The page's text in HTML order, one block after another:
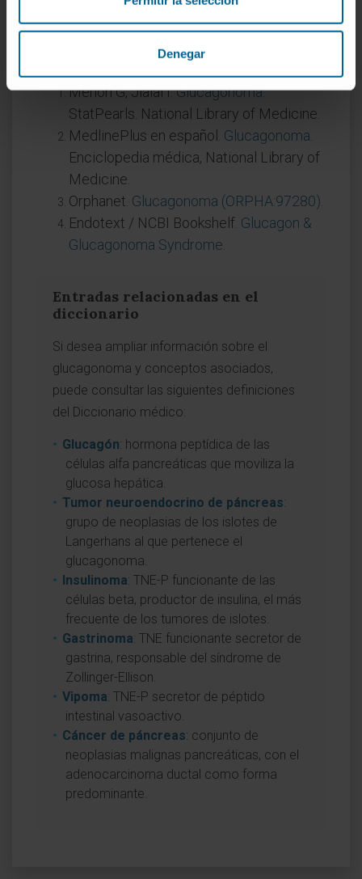
Denegar
supervivencias prolongadas.
Referencias
Menon G, Jialal I.Glucagonoma.
StatPearls. National Library of Medicine.
MedlinePlus en español. Glucagonoma
Enciclopedia médica, National Library of
Medicine.
Orphanet. Glucagonoma (ORPHA:97280)
Endotext / NCBI Bookshelf. Glucagon &
Glucagonoma Syndrome
Entradas relacionadas en el
diccionario
Si desea ampliar información sobre el
glucagonoma y conceptos asociados,
puede consultar las siguientes definiciones
del Diccionario médico:
Glucagón: hormona peptídica de las
células alfa pancreáticas que moviliza la
glucosa hepática.
Tumor neuroendocrino de páncreas:
grupo de neoplasias de los islotes de
Langerhans al que pertenece el
glucagonoma.
Insulinoma: TNE-P funcionante de las
células beta, productor de insulina, el más
frecuente de los tumores de islotes.
Gastrinoma: TNE funcionante secretor de
gastrina, responsable del síndrome de
Zollinger-Ellison.
Vipoma: TNE-P secretor de péptido
intestinal vasoactivo.
Cáncer de páncreas: conjunto de
neoplasias malignas pancreáticas, con el
adenocarcinoma ductal como forma
predominante.